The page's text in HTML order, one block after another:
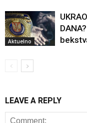
Aktuelno
LEAVE A REPLY